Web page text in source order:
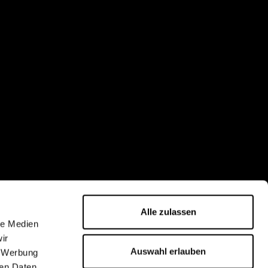
Medien
Alle zulassen
Auswahl erlauben